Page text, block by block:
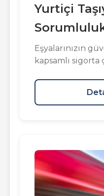
Yurtiçi
Eşyalarınızın
kapsamlı